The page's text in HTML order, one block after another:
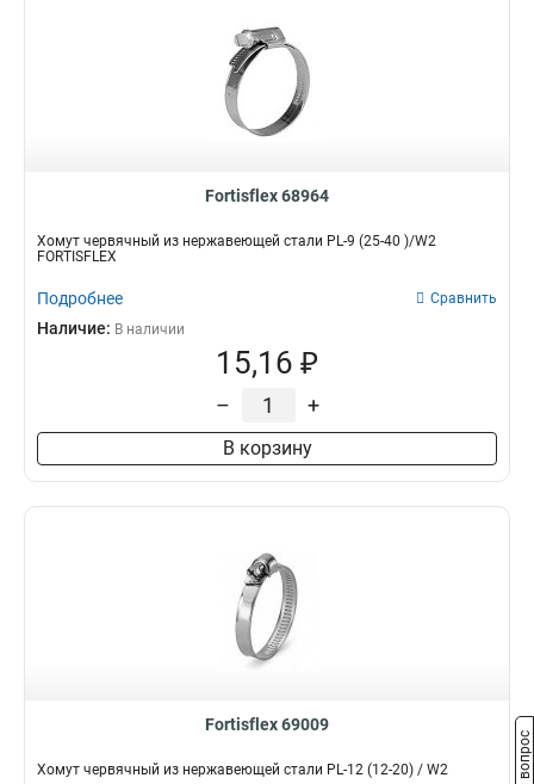
Fortisflex 68964
Хомут червячный из нержавеющей стали PL-9 (25-40 )/W2
FORTISFLEX
Подробнее Сравнить
Наличие: В наличии
15,16 ₽
– +
В корзину
Fortisflex 69009
Хомут червячный из нержавеющей стали PL-12 (12-20) / W2